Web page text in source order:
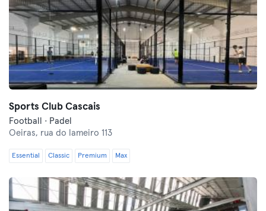
Sports Club Cascais
Football · Padel
Oeiras, rua do lameiro 113
Essential Classic Premium Max